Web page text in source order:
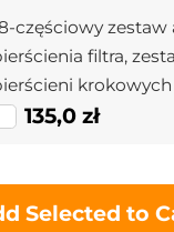
częściowy
filtra,
aparatu
obniżających)
135,0 zł
Selected to